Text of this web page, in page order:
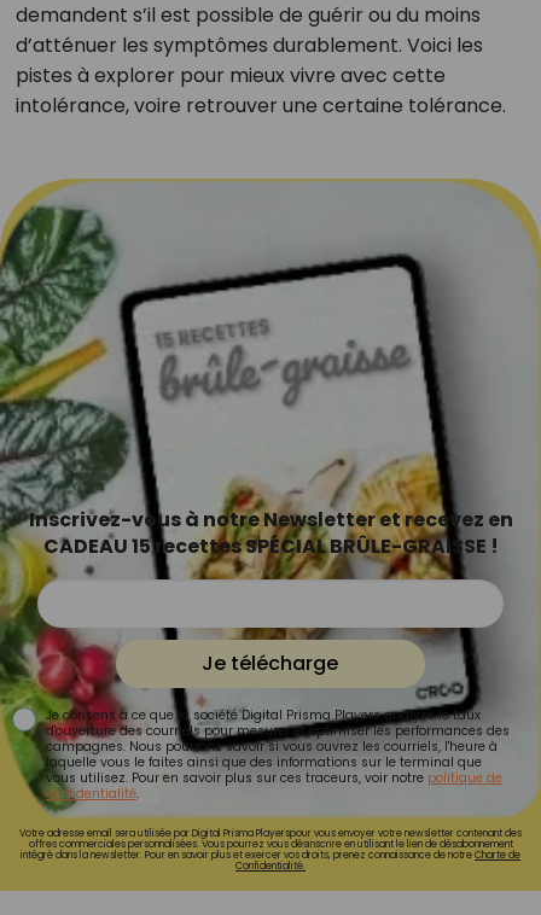
demandent s’il est possible de guérir ou du moins
d’atténuer les symptômes durablement. Voici les
pistes à explorer pour mieux vivre avec cette
intolérance, voire retrouver une certaine tolérance.
Inscrivez-vous à notre Newsletter et recevez en
CADEAU 15 recettes SPÉCIAL BRÛLE-GRAISSE !
Je télécharge
Je consens à ce que la société Digital Prisma Players analyse le taux
d'ouverture des courriels pour mesurer et optimiser les performances des
campagnes. Nous pourrons savoir si vous ouvrez les courriels, l'heure à
laquelle vous le faites ainsi que des informations sur le terminal que
vous utilisez. Pour en savoir plus sur ces traceurs, voir notre politique de
confidentialité.
Votre adresse email sera utilisée par Digital Prisma Playerspour vous envoyer votre newsletter contenant des
offres commerciales personnalisées. Vous pourrez vous désinscrire en utilisant le lien de désabonnement
intégré dans la newsletter. Pour en savoir plus et exercer vos droits, prenez connaissance de notreCharte de
Confidentialité.